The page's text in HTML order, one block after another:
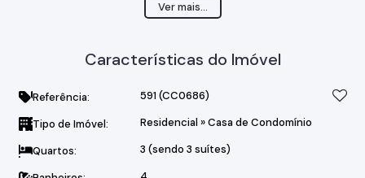
alteração de valores sem prévio aviso...
Ver mais...
Características do Imóvel
Referência: 591 (CC0686)
Tipo de Imóvel: Residencial »Casa de Condomínio
Quartos: 3 (sendo 3 suítes)